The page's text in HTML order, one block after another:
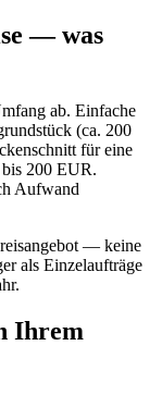
— was
ab. Einfache
(ca. 200
für eine
200 EUR.
Aufwand
— keine
als Einzelaufträge
Ihrem